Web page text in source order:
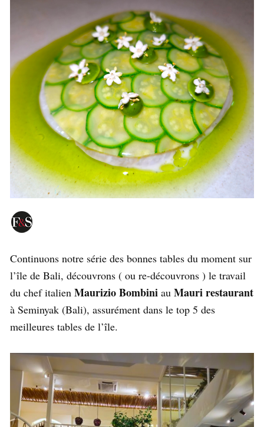
Continuons notre série des bonnes tables du moment sur
l’île de Bali, découvrons ( ou re-découvrons ) le travail
du chef italien Maurizio Bombini au Mauri restaurant
à Seminyak (Bali), assurément dans le top 5 des
meilleures tables de l’île.